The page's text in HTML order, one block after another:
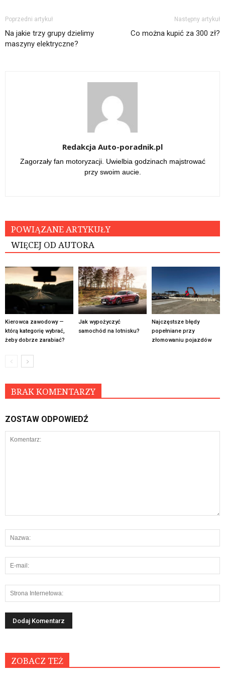
Poprzedni artykuł
Na jakie trzy grupy dzielimy
maszyny elektryczne?
Następny artykuł
Co można kupić za 300 zł?
Redakcja Auto-poradnik.pl
Zagorzały fan motoryzacji. Uwielbia godzinach majstrować
przy swoim aucie.
POWIĄZANE ARTYKUŁY
WIĘCEJ OD AUTORA
Kierowca zawodowy —
którą kategorię wybrać,
żeby dobrze zarabiać?
Jak wypożyczyć
samochód na lotnisku?
Najczęstsze błędy
popełniane przy
złomowaniu pojazdów
BRAK KOMENTARZY
ZOSTAW ODPOWIEDŹ
ZOBACZ TEŻ